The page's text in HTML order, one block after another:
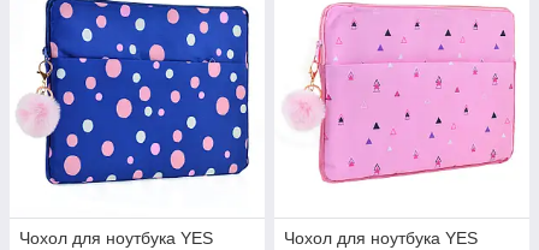
Чохол для ноутбука YES
Чохол для ноутбука YES